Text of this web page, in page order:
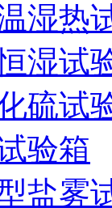
湿热
湿试
硫试
验箱
盐雾